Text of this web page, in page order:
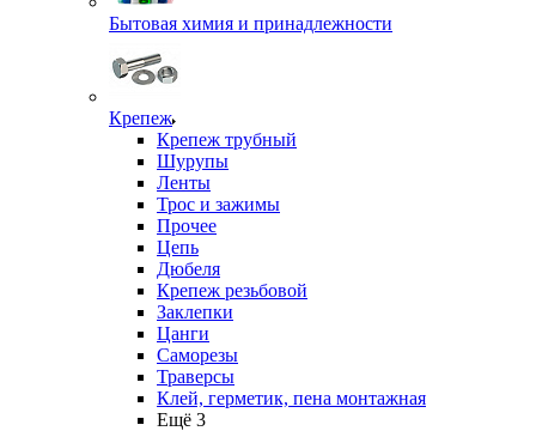
Бытовая химия и принадлежности
Крепеж
Крепеж трубный
Шурупы
Ленты
Трос и зажимы
Прочее
Цепь
Дюбеля
Крепеж резьбовой
Заклепки
Цанги
Саморезы
Траверсы
Клей, герметик, пена монтажная
Ещё 3